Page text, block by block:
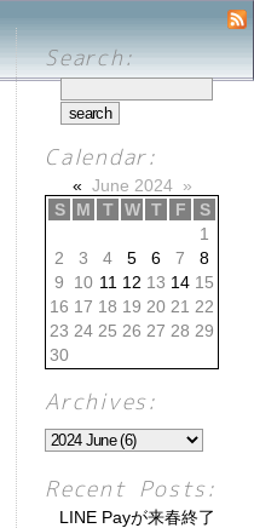
Search:
Calendar:
« June 2024 »
S
M T W T F
S
1
2
3 4 5 6 7
8
9
10 11 12 13 14 15
16 17 18 19 20 21 22
23 24 25 26 27 28 29
30
Archives:
Recent Posts:
LINE Payが来春終了